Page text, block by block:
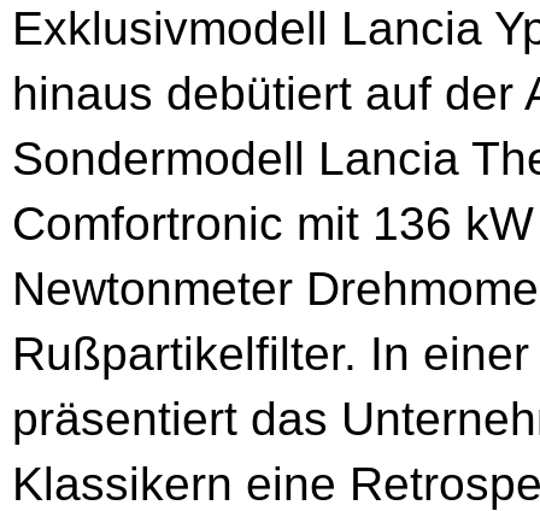
Exklusivmodell Lancia
hinaus debütiert auf der
Sondermodell Lancia
Comfortronic mit 136
Newtonmeter
Rußpartikelfilter. In
präsentiert das
Klassikern eine